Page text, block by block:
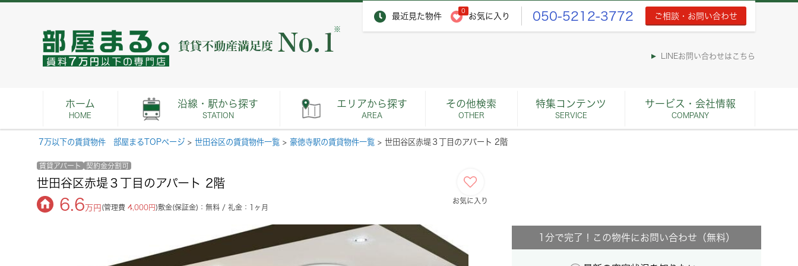
最近見た物件
0
お気に入り 050-5212-3772 ご相談・お問い合わせ
※
LINEお問い合わせはこちら
ホーム
HOME
沿線・駅から探す
STATION
エリアから探す
AREA
その他検索
OTHER
特集コンテンツ
SERVICE
サービス・会社情報
COMPANY
7万以下の賃貸物件 部屋まるTOPページ > 世田谷区の賃貸物件一覧 > 豪徳寺駅の賃貸物件一覧 > 世田谷区赤堤３丁目のアパート 2階
賃貸アパート 契約金分割可
世田谷区赤堤３丁目のアパート 2階
6.6 万円 (管理費 4,000円)敷金(保証金)：無料 / 礼金：1ヶ月
お気に入り
1分で完了！この物件にお問い合わせ（無料）